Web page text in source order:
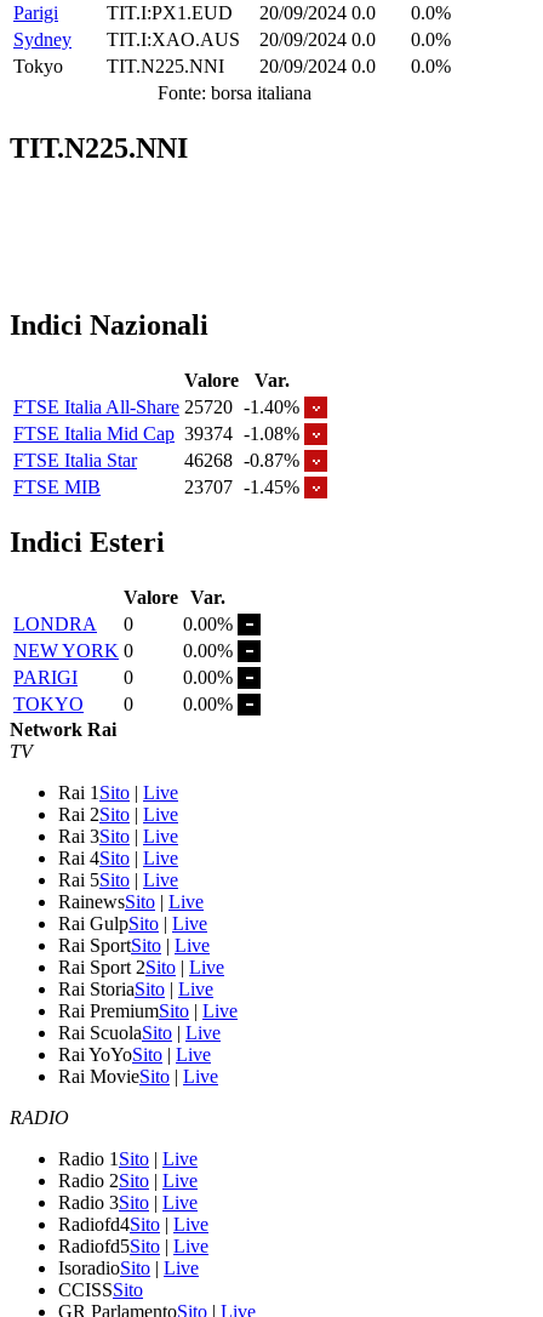
Parigi
TIT.I:PX1.EUD 20/09/2024 0.0
0.0%
Sydney
TIT.I:XAO.AUS 20/09/2024 0.0
0.0%
Tokyo
TIT.N225.NNI 20/09/2024 0.0
0.0%
Fonte: borsa italiana
TIT.N225.NNI
Indici Nazionali
Valore
Var.
FTSE Italia All-Share 25720 -1.40%
FTSE Italia Mid Cap 39374 -1.08%
FTSE Italia Star
46268 -0.87%
FTSE MIB
23707 -1.45%
Indici Esteri
Valore Var.
LONDRA
0
0.00%
NEW YORK 0
0.00%
PARIGI
0
0.00%
TOKYO
0
0.00%
Network Rai
TV
Rai 1 Sito | Live
Rai 2Sito | Live
Rai 3Sito | Live
Rai 4Sito | Live
Rai 5Sito | Live
RainewsSito | Live
Rai GulpSito | Live
Rai SportSito | Live
Rai Sport 2Sito | Live
Rai StoriaSito | Live
Rai PremiumSito | Live
Rai ScuolaSito | Live
Rai YoYoSito | Live
Rai MovieSito | Live
RADIO
Radio 1 Sito | Live
Radio 2Sito | Live
Radio 3Sito | Live
Radiofd4Sito | Live
Radiofd5Sito | Live
IsoradioSito | Live
CCISSSito
GR ParlamentoSito | Live